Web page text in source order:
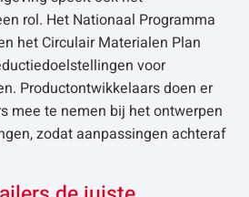
rol. Het Nationaal Programma
het Circulair Materialen Plan
voor
Productontwikkelaars doen er
mee te nemen bij het ontwerpen
zodat aanpassingen achteraf